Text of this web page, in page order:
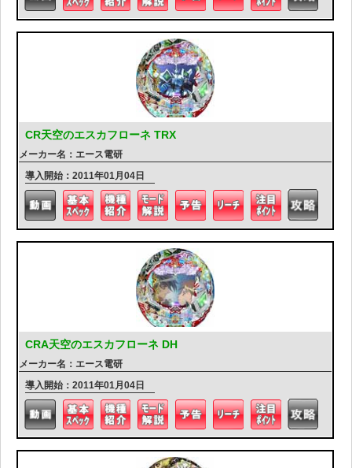
CR天空のエスカフローネ TRX
メーカー名：エース電研
導入開始：2011年01月04日
CRA天空のエスカフローネ DH
メーカー名：エース電研
導入開始：2011年01月04日